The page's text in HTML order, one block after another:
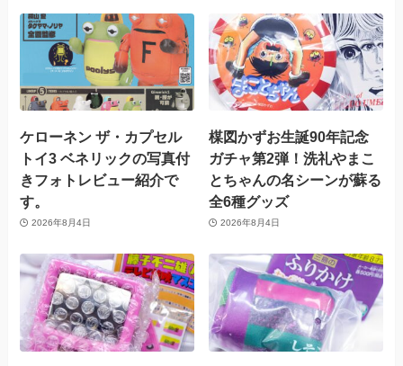
ケローネン ザ・カプセル
トイ3 ベネリックの写真付
きフォトレビュー紹介で
す。
2026年8月4日
楳図かずお生誕90年記念
ガチャ第2弾！洗礼やまこ
とちゃんの名シーンが蘇る
全6種グッズ
2026年8月4日